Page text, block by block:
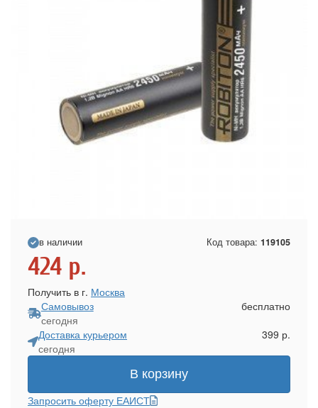
в наличии Код товара: 119105
424 р.
Получить в г. Москва
Самовывоз
сегодня
бесплатно
Доставка курьером
сегодня
399 р.
В корзину
Запросить оферту ЕАИСТ